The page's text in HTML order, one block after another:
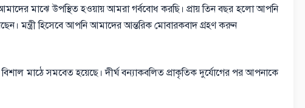
মাঝে উপস্থিত হওয়ায় আমরা গর্ববোধ করছি। প্রায় তিন বছর হলো আপনি
মন্ত্রী হিসেবে আপনি আমাদের আন্তরিক মোবারকবাদ গ্রহণ করুন
মাঠে সমবেত হয়েছে। দীর্ঘ বন্যাকবলিত প্রাকৃতিক দুর্যোগের পর আপনাকে